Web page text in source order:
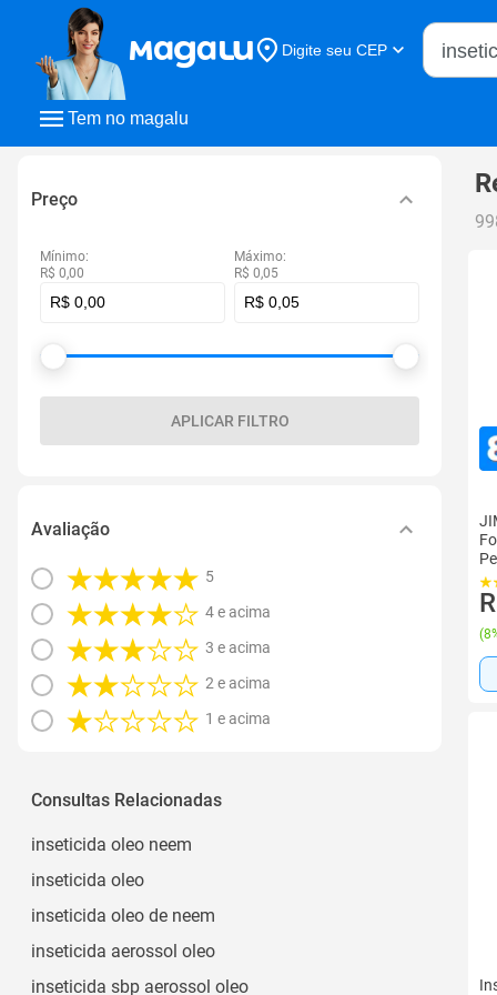
Tem no magalu
Digite seu CEP
Buscar
Preço
Mínimo:
R$ 0,00
Máximo:
R$ 0,05
APLICAR FILTRO
Avaliação
5
4 e acima
3 e acima
2 e acima
1 e acima
Consultas Relacionadas
inseticida oleo neem
inseticida oleo
inseticida oleo de neem
inseticida aerossol oleo
inseticida sbp aerossol oleo
(